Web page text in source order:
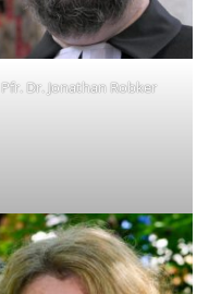
Pfr. Dr. Jonathan Robker